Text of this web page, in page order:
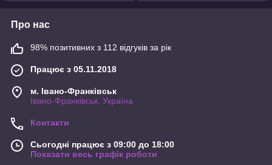
Про нас
98% позитивних з 112 відгуків за рік
Працює з 05.11.2018
м. Івано-Франківськ
Івано-Франківськ, Україна
Контакти
Сьогодні працює з 09:00 до 18:00
Показати весь графік роботи